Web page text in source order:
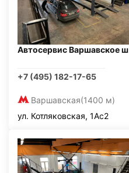
Автосервис Варшавское ш
+7 (495) 182-17-65
Варшавская(1400 м)
ул. Котляковская, 1Ас2